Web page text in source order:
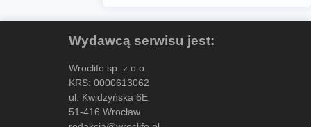
Wydawcą serwisu jest:
Wroclife sp. z o.o.
KRS: 0000613062
ul. Kwidzyńska 6E
51-416 Wrocław